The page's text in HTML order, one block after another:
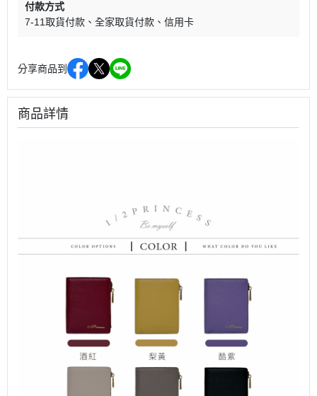
付款方式
7-11取貨付款
全家取貨付款 信用卡
分享商品到
商品詳情